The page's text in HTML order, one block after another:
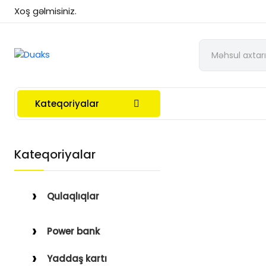
Xoş gəlmisiniz.
Kateqoriyalar
Kateqoriyalar
Qulaqlıqlar
Qulaqüstü
Power bank
Yaddaş kartı